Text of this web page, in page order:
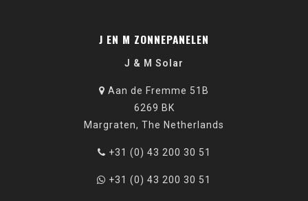
J EN M ZONNEPANELEN
J & M Solar
Aan de Fremme 51B
6269 BK
Margraten, The Netherlands
+31 (0) 43 200 30 51
+31 (0) 43 200 30 51